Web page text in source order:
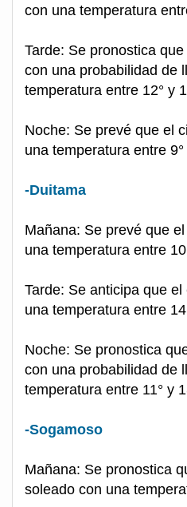
con una temperatura
Tarde: Se pronostica
con una probabilidad de
temperatura entre 12° y
Noche: Se prevé que el
una temperatura entre 9°
-Duitama
Mañana: Se prevé que
una temperatura entre
Tarde: Se anticipa que
una temperatura entre
Noche: Se pronostica
con una probabilidad de
temperatura entre 11° y
-Sogamoso
Mañana: Se pronostica
soleado con una